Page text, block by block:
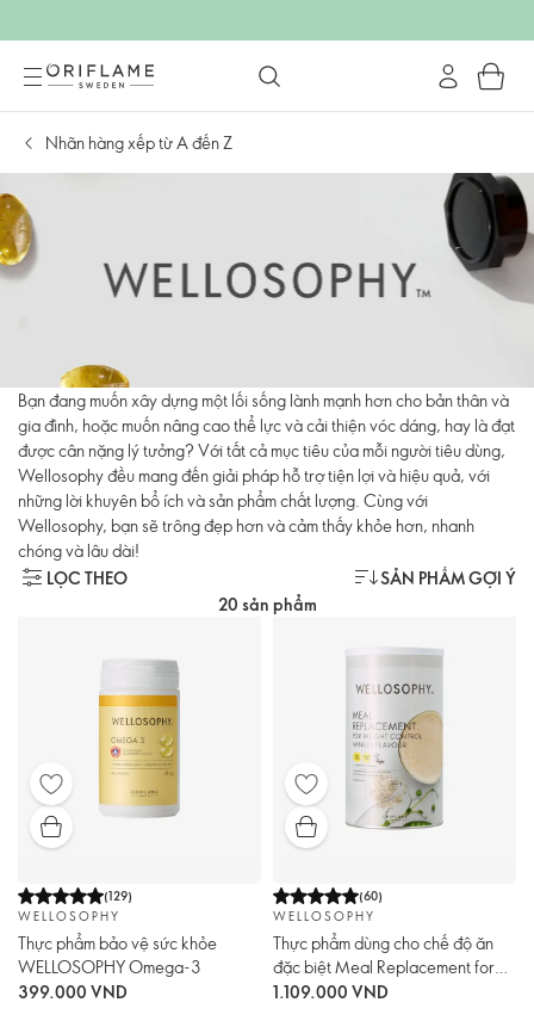
Nhãn hàng xếp từ A đến Z
Bạn đang muốn xây dựng một lối sống lành mạnh hơn cho bản thân và
gia đình, hoặc muốn nâng cao thể lực và cải thiện vóc dáng, hay là đạt
được cân nặng lý tưởng? Với tất cả mục tiêu của mỗi người tiêu dùng,
Wellosophy đều mang đến giải pháp hỗ trợ tiện lợi và hiệu quả, với
những lời khuyên bổ ích và sản phẩm chất lượng. Cùng với
Wellosophy, bạn sẽ trông đẹp hơn và cảm thấy khỏe hơn, nhanh
chóng và lâu dài!
LỌC THEO
SẢN PHẨM GỢI Ý
20 sản phẩm
(129)
WELLOSOPHY
Thực phẩm bảo vệ sức khỏe
WELLOSOPHY Omega-3
399.000 VND
(60)
WELLOSOPHY
Thực phẩm dùng cho chế độ ăn
đặc biệt Meal Replacement for
Weight Control Vanilla Flavour
1.109.000 VND